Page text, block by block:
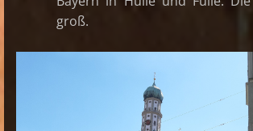
groß.